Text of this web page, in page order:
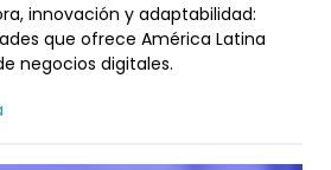
innovación y adaptabilidad:
que ofrece América Latina
negocios digitales.